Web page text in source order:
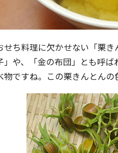
せち料理に欠かせない「栗き
」や、「金の布団」とも呼
物ですね。この栗きんとんの